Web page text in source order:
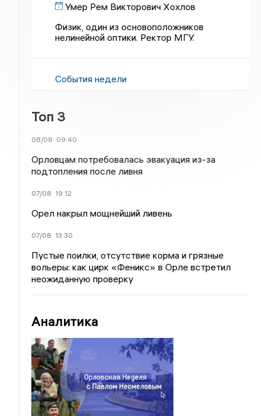
Умер Рем Викторович Хохлов
Физик, один из основоположников
нелинейной оптики. Ректор МГУ.
События недели
Топ 3
08/08 09:40
Орловцам потребовалась эвакуация из-за
подтопления после ливня
07/08 19:12
Орел накрыл мощнейший ливень
07/08 13:30
Пустые поилки, отсутствие корма и грязные
вольеры: как цирк «Феникс» в Орле встретил
неожиданную проверку
Аналитика